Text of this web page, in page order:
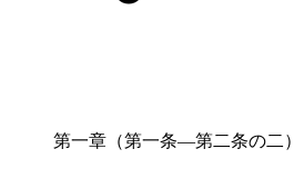
第一章（第一条―第二条の二）